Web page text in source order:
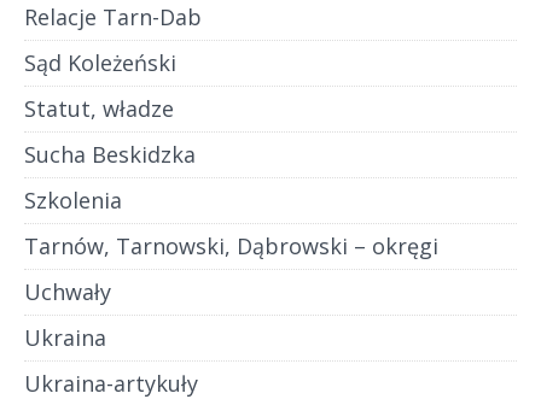
Relacje Tarn-Dab
Sąd Koleżeński
Statut, władze
Sucha Beskidzka
Szkolenia
Tarnów, Tarnowski, Dąbrowski – okręgi
Uchwały
Ukraina
Ukraina-artykuły